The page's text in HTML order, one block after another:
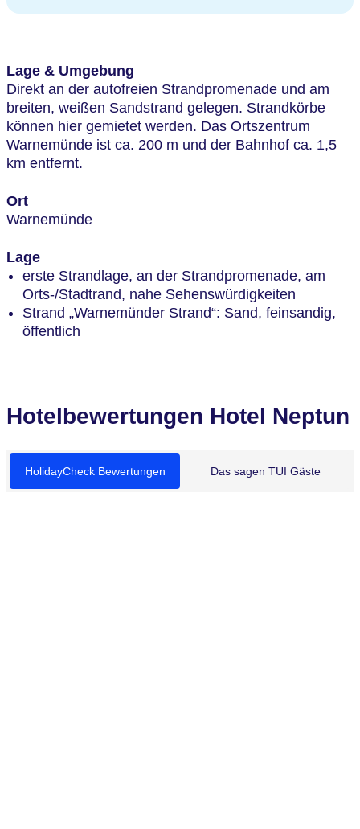
Lage & Umgebung
Direkt an der autofreien Strandpromenade und am
breiten, weißen Sandstrand gelegen. Strandkörbe
können hier gemietet werden. Das Ortszentrum
Warnemünde ist ca. 200 m und der Bahnhof ca. 1,5
km entfernt.
Ort
Warnemünde
Lage
erste Strandlage, an der Strandpromenade, am
Orts-/Stadtrand, nahe Sehenswürdigkeiten
Strand „Warnemünder Strand“: Sand, feinsandig,
öffentlich
Hotelbewertungen Hotel Neptun
HolidayCheck Bewertungen Das sagen TUI Gäste